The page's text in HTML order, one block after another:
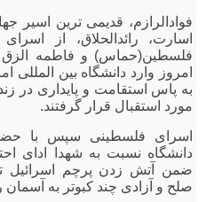
اسارت، رائدالحلاق، از
فلسطین(حماس) و فاطمه
امروز وارد دانشگاه بین
به پاس استقامت و پایداری در
مورد استقبال قرار گرفتند.
اسرای فلسطینی سپس با
دانشگاه نسبت به شهدا ادای
ضمن آتش زدن پرچم اسرائیل
صلح و آزادی چند کبوتر به آسمان